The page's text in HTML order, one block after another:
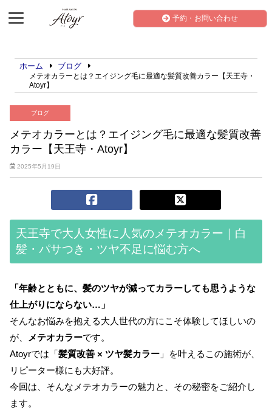
予約・お問い合わせ
ホーム ブログ
メテオカラーとは？エイジング毛に最適な髪質改善カラー【天王寺・
Atoyr】
ブログ
メテオカラーとは？エイジング毛に最適な髪質改善
カラー【天王寺・Atoyr】
2025年5月19日
天王寺で大人女性に人気のメテオカラー｜白
髪・パサつき・ツヤ不足に悩む方へ
「年齢とともに、髪のツヤが減ってカラーしても思うような
仕上がりにならない…」
そんなお悩みを抱える大人世代の方にこそ体験してほしいの
が、
メテオカラーです。
Atoyrでは「髪質改善 × ツヤ髪カラー 」を叶えるこの施術が、
リピーター様にも大好評。
今回は、そんなメテオカラーの魅力と、その秘密をご紹介し
ます。